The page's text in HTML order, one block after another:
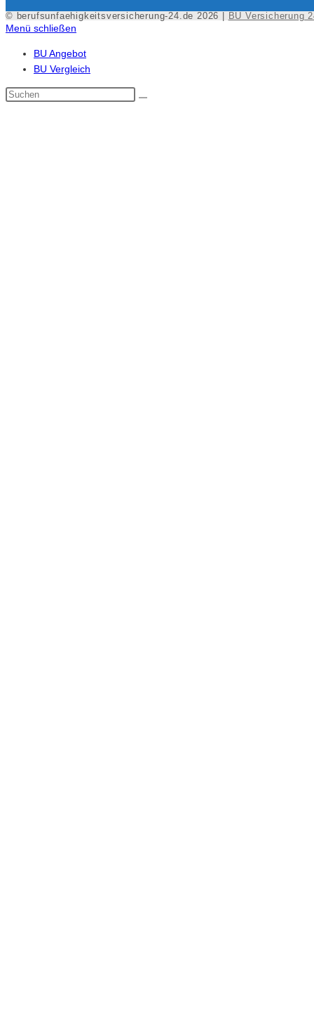
© berufsunfaehigkeitsversicherung-24.de 2026 | BU Versicherung
Menü schließen
BU Angebot
BU Vergleich
Diese